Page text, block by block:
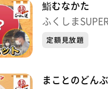
鮨むなかた
ふくしま
定額見放題
まことのどん